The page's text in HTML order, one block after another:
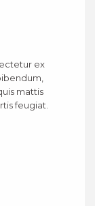
ex
mattis
feugiat.